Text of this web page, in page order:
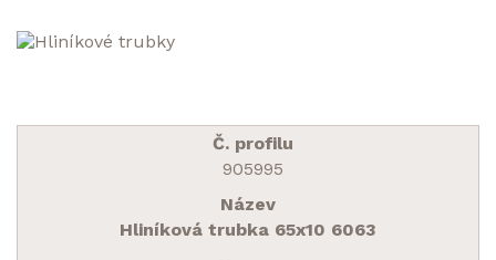
905995
Hliníková trubka 65x10 6063